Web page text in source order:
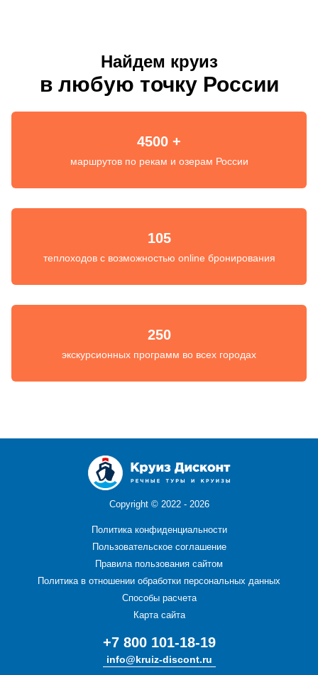
Найдем круиз
в любую точку России
4500 +
маршрутов по рекам и озерам России
105
теплоходов с возможностью online бронирования
250
экскурсионных программ во всех городах
Copyright © 2022 - 2026
Политика конфиденциальности
Пользовательское соглашение
Правила пользования сайтом
Политика в отношении обработки персональных данных
Способы расчета
Карта сайта
+7 800 101-18-19
info@kruiz-discont.ru